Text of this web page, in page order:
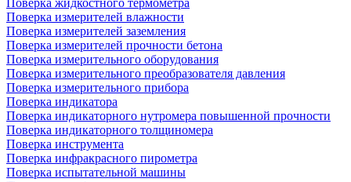
Поверка жидкостного термометра
Поверка измерителей влажности
Поверка измерителей заземления
Поверка измерителей прочности бетона
Поверка измерительного оборудования
Поверка измерительного преобразователя давления
Поверка измерительного прибора
Поверка индикатора
Поверка индикаторного нутромера повышенной прочности
Поверка индикаторного толщиномера
Поверка инструмента
Поверка инфракрасного пирометра
Поверка испытательной машины